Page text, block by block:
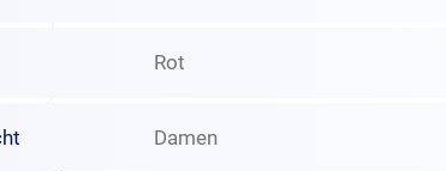
Rot
Damen